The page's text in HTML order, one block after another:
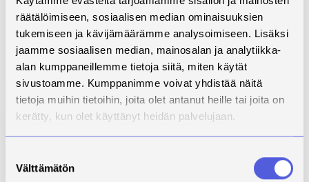
räätälöimiseen, sosiaalisen median ominaisuuksien
tukemiseen ja kävijämäärämme analysoimiseen. Lisäksi
jaamme sosiaalisen median, mainosalan ja analytiikka-
alan kumppaneillemme tietoja siitä, miten käytät
sivustoamme. Kumppanimme voivat yhdistää näitä
tietoja muihin tietoihin, joita olet antanut heille tai joita on
kerätty, kun olet käyttänyt heidän palvelujaan.
valinta
Välttämätön
sustainability efforts, this series is for you. Let’s learn,
share, and grow as a community
#EU4Dual #SustainabilityInEducation
#DualHigherEducation #DualStudies #GreenFuture
#ClimateAction #GreenEconomy
#EuropeanUniversities